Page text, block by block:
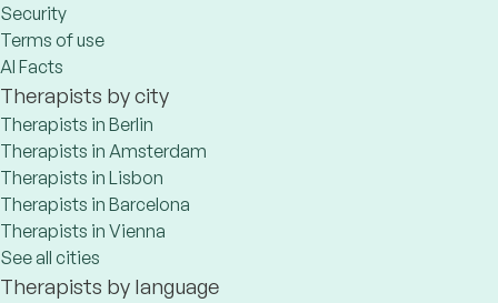
Security
Terms of use
AI Facts
Therapists by city
Therapists in Berlin
Therapists in Amsterdam
Therapists in Lisbon
Therapists in Barcelona
Therapists in Vienna
See all cities
Therapists by language